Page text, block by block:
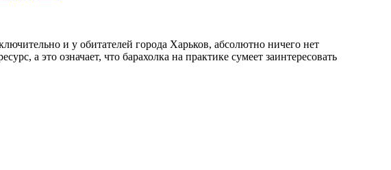
и у обитателей города Харьков, абсолютно ничего нет
а это означает, что барахолка на практике сумеет заинтересовать